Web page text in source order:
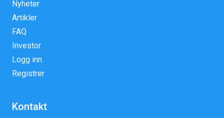
Nyheter
Artikler
FAQ
Investor
Logg inn
Registrer
Kontakt